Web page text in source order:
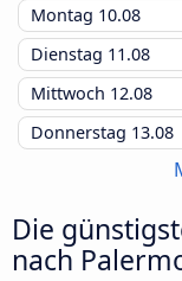
Montag 10.08
Dienstag 11.08
Mittwoch 12.08
Donnerstag 13.08
Die
nach